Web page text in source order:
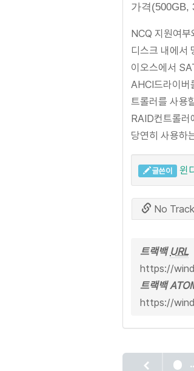
가격
NCQ 지원여
디스크 내에서
이오스에서
AHCI드라이버
트롤러를 사용
RAID컨트롤러
당연히 사용하
글쓴이 윈
No
트랙백 URL
https://
트랙백
https://